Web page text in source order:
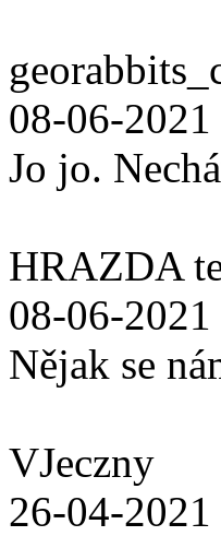
08-06-
Jo jo.
HRAZDA
08-06-2021
Nějak se
VJeczny
26-04-